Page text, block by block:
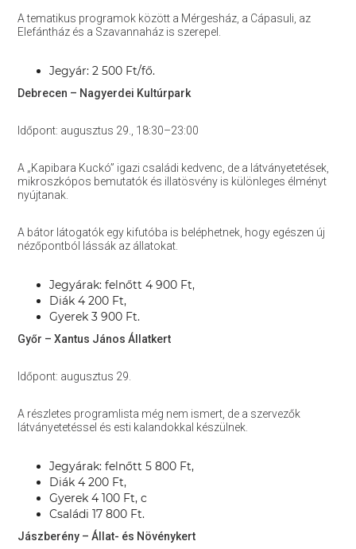
A tematikus programok között a Mérgesház, a Cápasuli, az
Elefántház és a Szavannaház is szerepel.
Jegyár: 2 500 Ft/fő.
Debrecen – Nagyerdei Kultúrpark
Időpont: augusztus 29., 18:30–23:00
A „Kapibara Kuckó” igazi családi kedvenc, de a látványetetések,
mikroszkópos bemutatók és illatösvény is különleges élményt
nyújtanak.
A bátor látogatók egy kifutóba is beléphetnek, hogy egészen új
nézőpontból lássák az állatokat.
Jegyárak: felnőtt 4 900 Ft,
Diák 4 200 Ft,
Gyerek 3 900 Ft.
Győr – Xantus János Állatkert
Időpont: augusztus 29.
A részletes programlista még nem ismert, de a szervezők
látványetetéssel és esti kalandokkal készülnek.
Jegyárak: felnőtt 5 800 Ft,
Diák 4 200 Ft,
Gyerek 4 100 Ft, c
Családi 17 800 Ft.
Jászberény – Állat- és Növénykert